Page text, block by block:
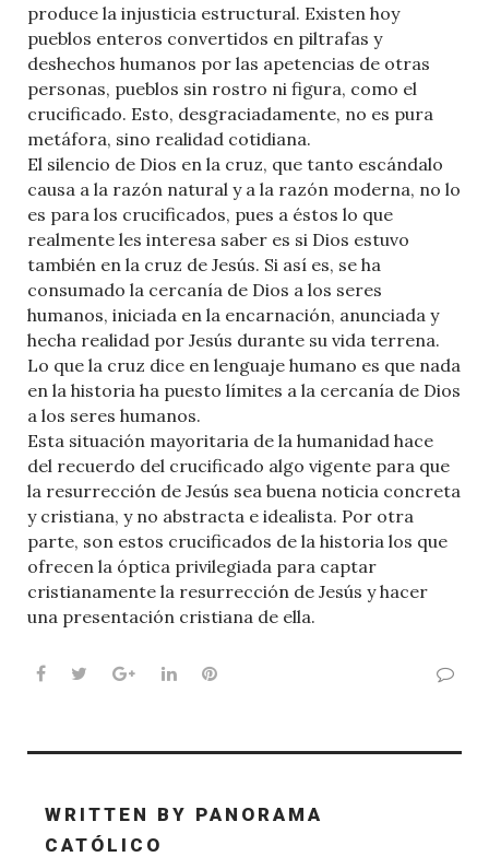
produce la injusticia estructural. Existen hoy
pueblos enteros convertidos en piltrafas y
deshechos humanos por las apetencias de otras
personas, pueblos sin rostro ni figura, como el
crucificado. Esto, desgraciadamente, no es pura
metáfora, sino realidad cotidiana.
El silencio de Dios en la cruz, que tanto escándalo
causa a la razón natural y a la razón moderna, no lo
es para los crucificados, pues a éstos lo que
realmente les interesa saber es si Dios estuvo
también en la cruz de Jesús. Si así es, se ha
consumado la cercanía de Dios a los seres
humanos, iniciada en la encarnación, anunciada y
hecha realidad por Jesús durante su vida terrena.
Lo que la cruz dice en lenguaje humano es que nada
en la historia ha puesto límites a la cercanía de Dios
a los seres humanos.
Esta situación mayoritaria de la humanidad hace
del recuerdo del crucificado algo vigente para que
la resurrección de Jesús sea buena noticia concreta
y cristiana, y no abstracta e idealista. Por otra
parte, son estos crucificados de la historia los que
ofrecen la óptica privilegiada para captar
cristianamente la resurrección de Jesús y hacer
una presentación cristiana de ella.
Facebook
TwitterGoogle+LinkedInPinterest
WRITTEN BY PANORAMA
CATÓLICO